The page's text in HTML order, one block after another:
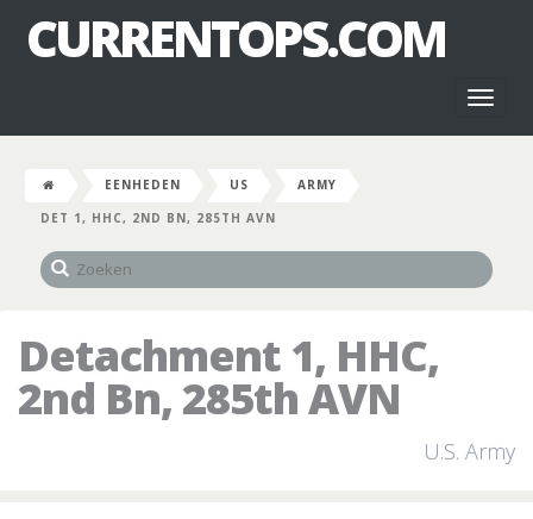
CURRENTOPS.COM
EENHEDEN US
ARMY
DET 1, HHC, 2ND BN, 285TH AVN
Detachment 1, HHC,
2nd Bn, 285th AVN
U.S. Army